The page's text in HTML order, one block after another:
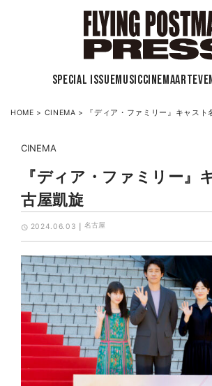
SPECIAL ISSUEMUSICCINEMAART
HOME > CINEMA > 『ディア・ファミリー』キャスト
CINEMA
『ディア・ファミリー』
古屋凱旋
2024.06.03 名古屋